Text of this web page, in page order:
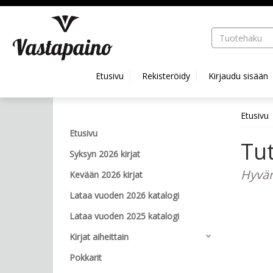
Hyppää pääsisältöön
Etusivu Rekisteröidy Kirjaudu sisään
Etusivu
Syksyn 2026 kirjat
Kevään 2026 kirjat
Lataa vuoden 2026 katalogi
Lataa vuoden 2025 katalogi
Kirjat aiheittain
Pokkarit
Etusivu